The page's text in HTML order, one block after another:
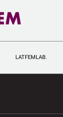
LATFEMLAB.